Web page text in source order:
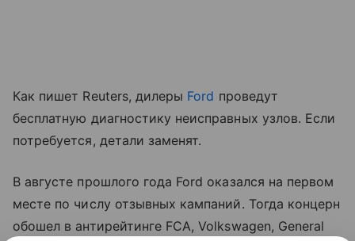
Как пишет Reuters, дилеры Ford проведут
бесплатную диагностику неисправных узлов. Если
потребуется, детали заменят.
В августе прошлого года Ford оказался на первом
месте по числу отзывных кампаний. Тогда концерн
обошел в антирейтинге FCA, Volkswagen, General